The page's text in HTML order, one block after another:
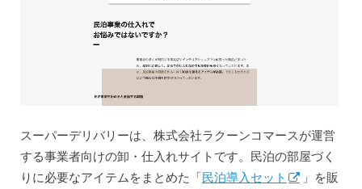
スーパーデリバリーは、株式会社ラクーンコマースが運営
する事業者向けの卸・仕入れサイトです。民泊の部屋づく
りに必要なアイテムをまとめた「民泊導入セット
」を販